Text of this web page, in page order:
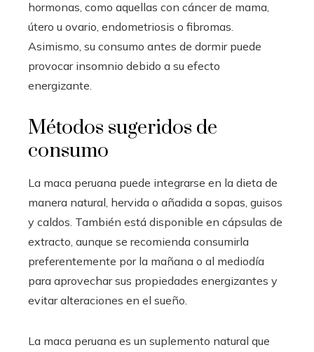
hormonas, como aquellas con cáncer de mama,
útero u ovario, endometriosis o fibromas.
Asimismo, su consumo antes de dormir puede
provocar insomnio debido a su efecto
energizante.
Métodos sugeridos de
consumo
La maca peruana puede integrarse en la dieta de
manera natural, hervida o añadida a sopas, guisos
y caldos. También está disponible en cápsulas de
extracto, aunque se recomienda consumirla
preferentemente por la mañana o al mediodía
para aprovechar sus propiedades energizantes y
evitar alteraciones en el sueño.
La maca peruana es un suplemento natural que